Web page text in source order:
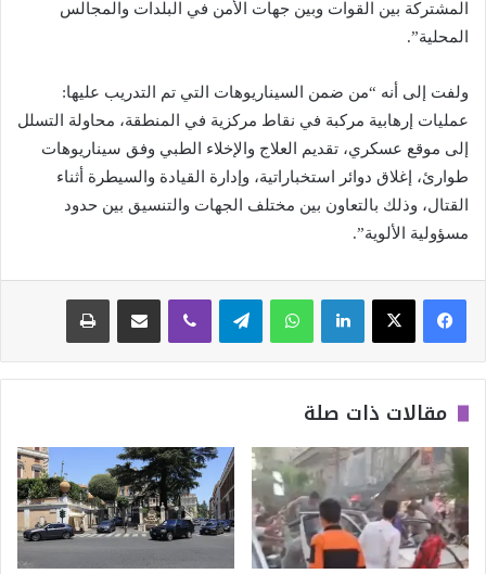
المشتركة بين القوات وبين جهات الأمن في البلدات والمجالس
المحلية”.
‏ولفت إلى أنه “من ضمن السيناريوهات التي تم التدريب عليها:
عمليات إرهابية مركبة في نقاط مركزية في المنطقة، محاولة التسلل
إلى موقع عسكري، تقديم العلاج والإخلاء الطبي وفق سيناريوهات
طوارئ، إغلاق دوائر استخباراتية، وإدارة القيادة والسيطرة أثناء
القتال، وذلك بالتعاون بين مختلف الجهات والتنسيق بين حدود
مسؤولية الألوية”.
لينكدإن واتساب تيلقرام
مقالات ذات صلة